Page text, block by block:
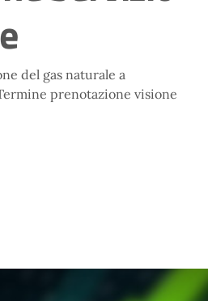
del gas naturale a
prenotazione visione